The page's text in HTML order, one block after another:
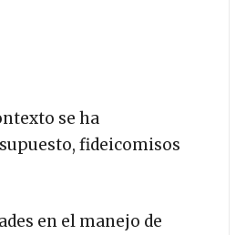
se ha
fideicomisos
en el manejo de